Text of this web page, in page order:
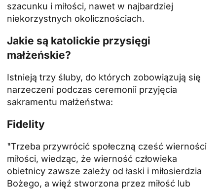
szacunku i miłości, nawet w najbardziej
niekorzystnych okolicznościach.
Jakie są katolickie przysięgi
małżeńskie?
Istnieją trzy śluby, do których zobowiązują się
narzeczeni podczas ceremonii przyjęcia
sakramentu małżeństwa:
Fidelity
"Trzeba przywrócić społeczną cześć wierności
miłości, wiedząc, że wierność człowieka
obietnicy zawsze zależy od łaski i miłosierdzia
Bożego, a więź stworzona przez miłość lub